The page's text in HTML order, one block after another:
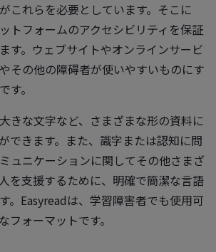
これらを必要としています。そこに
トフォームのアクセシビリティを保証
す。ウェブサイトやオンラインサービ
その他の障碍者が使いやすいものにす
す。
きな文字など、さまざまな形の資料に
できます。また、識字または認知に問
ュニケーションに関してその他さまざ
を支援するために、明確で簡潔な言語
。Easyreadは、学習障害者でも使用可
フォーマットです。